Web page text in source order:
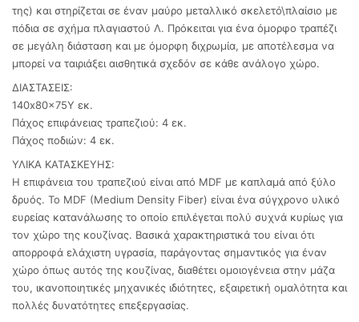
της) και στηρίζεται σε έναν μαύρο μεταλλικό σκελετό\πλαίσιο με
πόδια σε σχήμα πλαγιαστού Λ. Πρόκειται για ένα όμορφο τραπέζι
σε μεγάλη διάσταση και με όμορφη διχρωμία, με αποτέλεσμα να
μπορεί να ταιριάξει αισθητικά σχεδόν σε κάθε ανάλογο χώρο.
ΔΙΑΣΤΑΣΕΙΣ:
140x80x75Υ εκ.
Πάχος επιφάνειας τραπεζιού: 4 εκ.
Πάχος ποδιών: 4 εκ.
ΥΛΙΚΑ ΚΑΤΑΣΚΕΥΗΣ:
Η επιφάνεια του τραπεζιού είναι από MDF με καπλαμά από ξύλο
δρυός. Το MDF (Medium Density Fiber) είναι ένα σύγχρονο υλικό
ευρείας κατανάλωσης το οποίο επιλέγεται πολύ συχνά κυρίως για
τον χώρο της κουζίνας. Βασικά χαρακτηριστικά του είναι ότι
απορροφά ελάχιστη υγρασία, παράγοντας σημαντικός για έναν
χώρο όπως αυτός της κουζίνας, διαθέτει ομοιογένεια στην μάζα
του, ικανοποιητικές μηχανικές ιδιότητες, εξαιρετική ομαλότητα και
πολλές δυνατότητες επεξεργασίας.